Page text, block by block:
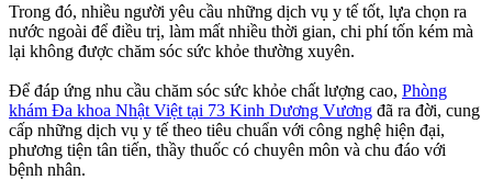
Trong đó, nhiều người yêu cầu những dịch vụ y tế tốt, lựa chọn ra
nước ngoài để điều trị, làm mất nhiều thời gian, chi phí tốn kém mà
lại không được chăm sóc sức khỏe thường xuyên.
Để đáp ứng nhu cầu chăm sóc sức khỏe chất lượng cao, Phòng
khám Đa khoa Nhật Việt tại 73 Kinh Dương Vương đã ra đời, cung
cấp những dịch vụ y tế theo tiêu chuẩn với công nghệ hiện đại,
phương tiện tân tiến, thầy thuốc có chuyên môn và chu đáo với
bệnh nhân.